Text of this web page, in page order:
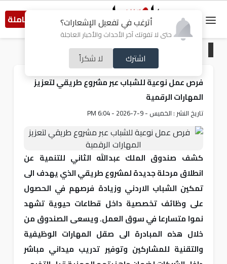
أترغب في تفعيل الإشعارات؟
حتى لا تفوتك آخر الأحداث والأخبار العاجلة
اشترك لا شكراً
النسخة الكاملة
أردنيات
فرص عمل نوعية للشباب عبر مشروع طريقي لتعزيز
المهارات الرقمية
تاريخ النشر : الخميس - 9-7-2026 - 6:04 PM
كشف صندوق الملك عبدالله الثاني للتنمية عن
انطلاق مرحلة جديدة لمشروع طريقي الذي يهدف الى
تمكين الشباب الاردني وزيادة فرصهم في الحصول
على وظائف تخصصية داخل قطاعات حيوية تشهد
نموا متسارعا في سوق العمل. ويسعى الصندوق من
خلال هذه المبادرة الى صقل المهارات الوظيفية
والتقنية للمشاركين وتوفير تدريب ميداني مباشر